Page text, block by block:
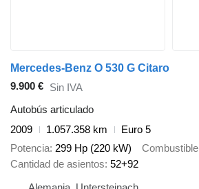
Mercedes-Benz O 530 G Citaro
9.900 € Sin IVA
Autobús articulado
2009
1.057.358 km
Euro 5
Potencia 299 Hp (220 kW) Combustible
Cantidad de asientos 52+92